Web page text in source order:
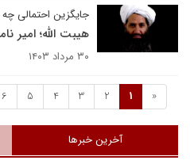
جایگزین احتمالی
هیبت الله؛ امیر
۳۰ مرداد ۱۴۰۳
«
1
2
3
4
5
6
آخرین خبرها